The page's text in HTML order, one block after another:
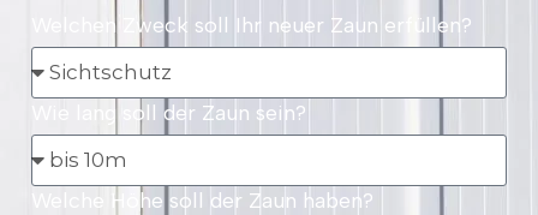
Welchen Zweck soll Ihr neuer Zaun erfüllen?
Wie lang soll der Zaun sein?
Welche Höhe soll der Zaun haben?